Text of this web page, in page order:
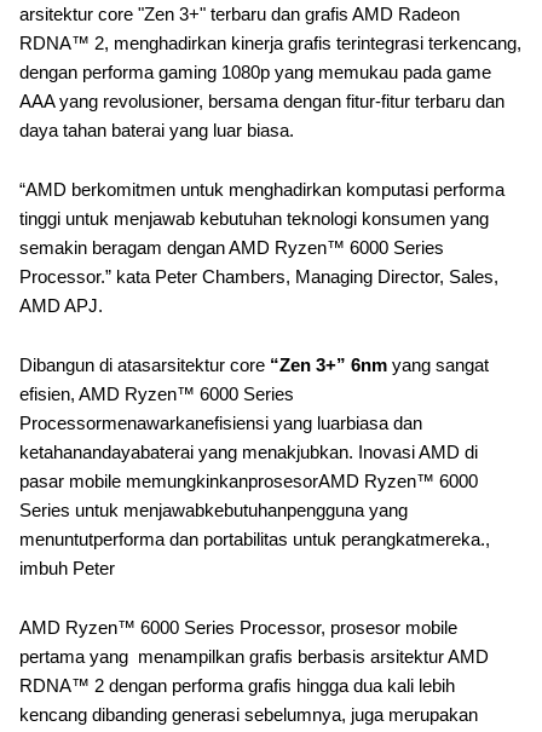
arsitektur core "Zen 3+" terbaru dan grafis AMD Radeon
RDNA™️ 2, menghadirkan kinerja grafis terintegrasi terkencang,
dengan performa gaming 1080p yang memukau pada game
AAA yang revolusioner, bersama dengan fitur-fitur terbaru dan
daya tahan baterai yang luar biasa.
“AMD berkomitmen untuk menghadirkan komputasi performa
tinggi untuk menjawab kebutuhan teknologi konsumen yang
semakin beragam dengan AMD Ryzen™ 6000 Series
Processor.” kata Peter Chambers, Managing Director, Sales,
AMD APJ.
Dibangun di atasarsitektur core “Zen 3+” 6nm yang sangat
efisien, AMD Ryzen™ 6000 Series
Processormenawarkanefisiensi yang luarbiasa dan
ketahanandayabaterai yang menakjubkan. Inovasi AMD di
pasar mobile memungkinkanprosesorAMD Ryzen™ 6000
Series untuk menjawabkebutuhanpengguna yang
menuntutperforma dan portabilitas untuk perangkatmereka.,
imbuh Peter
AMD Ryzen™ 6000 Series Processor, prosesor mobile
pertama yang menampilkan grafis berbasis arsitektur AMD
RDNA™ 2 dengan performa grafis hingga dua kali lebih
kencang dibanding generasi sebelumnya, juga merupakan